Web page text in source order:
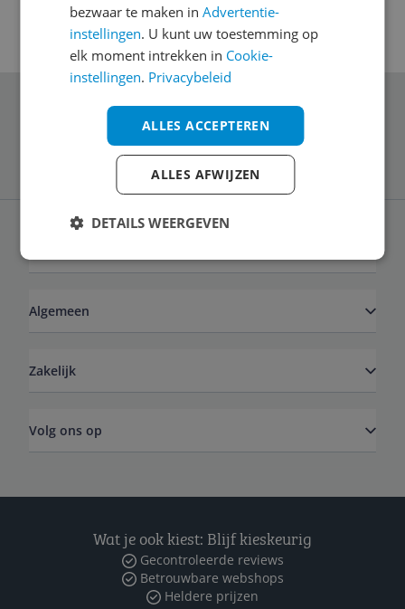
Schrijf je in voor onze nieuwsbrief
Algemeen
Zakelijk
Volg ons op
Wat je ook kiest: Blijf kieskeurig
Gecontroleerde reviews
Betrouwbare webshops
Heldere prijzen
bezwaar te maken inAdvertentie-
instellingen. U kunt uw toestemming op
elk moment intrekken in Cookie-
instellingen. Privacybeleid
ALLES ACCEPTEREN
ALLES AFWIJZEN
DETAILS WEERGEVEN